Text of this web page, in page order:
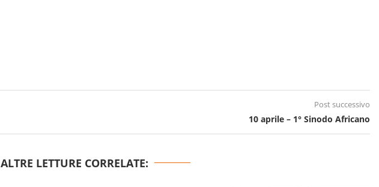
Post successivo
10 aprile – 1° Sinodo Africano
ALTRE LETTURE CORRELATE: